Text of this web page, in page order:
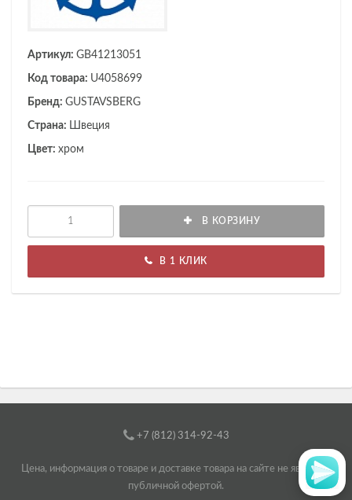
Артикул: GB41213051
Код товара: U4058699
Бренд: GUSTAVSBERG
Страна: Швеция
Цвет: хром
В КОРЗИНУ
В 1 КЛИК
+7 (812) 314-92-43
Цена, информация о товаре и доставке товара на сайте не является
публичной офертой.